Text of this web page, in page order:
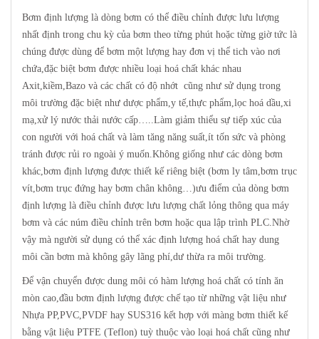
Bơm định lượng là dòng bơm có thể điều chỉnh được lưu lượng
nhất định trong chu kỳ của bơm theo từng phút hoặc từng giờ tức là
chúng được dùng để bơm một lượng hay đơn vị thể tich vào nơi
chứa,đặc biệt bơm được nhiều loại hoá chất khác nhau
Axit,kiềm,Bazo và các chất có độ nhớt cũng như sử dụng trong
môi trường đặc biệt như dược phẩm,y tế,thực phẩm,lọc hoá dầu,xi
mạ,xử lý nước thải nước cấp…..Làm giảm thiểu sự tiếp xúc của
con người với hoá chất và làm tăng năng suất,ít tốn sức và phòng
tránh được rủi ro ngoài ý muốn.Không giống như các dòng bơm
khác,bơm định lượng được thiết kế riêng biệt (bơm ly tâm,bơm trục
vít,bơm trục đứng hay bơm chân không…)ưu điểm của dòng bơm
định lượng là điều chỉnh được lưu lượng chất lỏng thông qua máy
bơm và các núm điều chỉnh trên bơm hoặc qua lập trình PLC.Nhờ
vậy mà người sử dụng có thể xác định lượng hoá chất hay dung
môi cần bơm mà không gây lãng phí,dư thừa ra môi trường.
Để vận chuyển được dung môi có hàm lượng hoá chất có tính ăn
mòn cao,đầu bơm định lượng được chế tạo từ những vật liệu như
Nhựa PP,PVC,PVDF hay SUS316 kết hợp với màng bơm thiết kế
bằng vật liệu PTFE (Teflon) tuỳ thuộc vào loại hoá chất cũng như